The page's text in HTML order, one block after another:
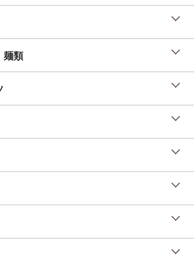
日：2023/01/30 投稿者：ベストオブベスト調味料
ッコリーのお浸し
ストオブベスト調味料 ＳＬＣ千葉 岡本 美
日：2023/01/30 投稿者：ベストオブベスト調味料
麺類